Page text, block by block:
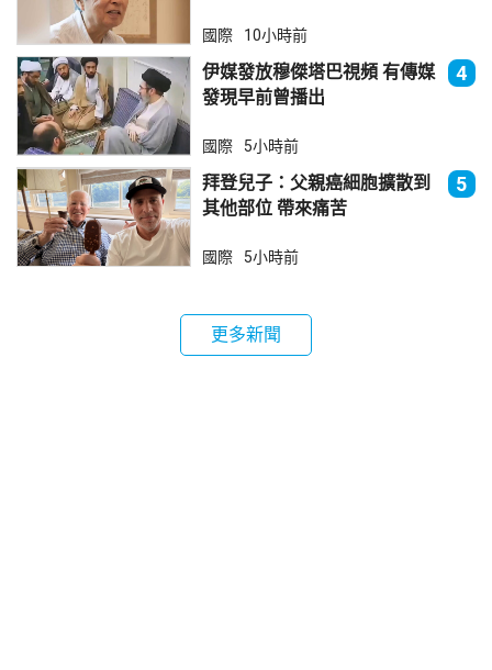
國際 10小時前
伊媒發放穆傑塔巴視頻 有傳媒
發現早前曾播出
4
國際 5小時前
拜登兒子：父親癌細胞擴散到
其他部位 帶來痛苦
5
國際 5小時前
更多新聞